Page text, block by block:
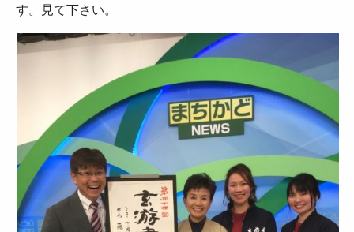
す。見て下さい。